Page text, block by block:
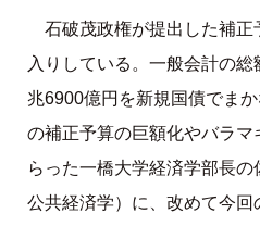
石破茂政権が提出した補
入りしている。一般会計の
兆6900億円を新規国債でま
の補正予算の巨額化やバラマ
らった一橋大学経済学部長の
公共経済学）に、改めて今